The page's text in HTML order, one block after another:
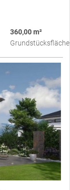
360,00 m²
Grundstücksfläche